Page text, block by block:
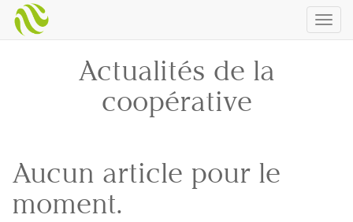
Actualités de la
coopérative
Aucun article pour le
moment.